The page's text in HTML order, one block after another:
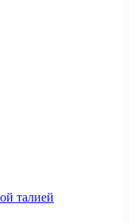
талией